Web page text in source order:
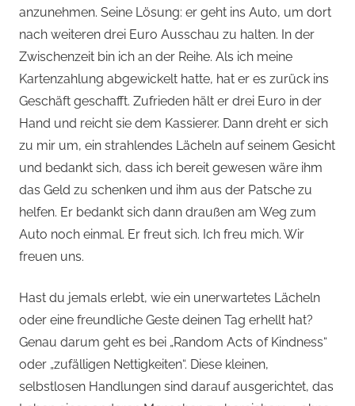
anzunehmen. Seine Lösung: er geht ins Auto, um dort
nach weiteren drei Euro Ausschau zu halten. In der
Zwischenzeit bin ich an der Reihe. Als ich meine
Kartenzahlung abgewickelt hatte, hat er es zurück ins
Geschäft geschafft. Zufrieden hält er drei Euro in der
Hand und reicht sie dem Kassierer. Dann dreht er sich
zu mir um, ein strahlendes Lächeln auf seinem Gesicht
und bedankt sich, dass ich bereit gewesen wäre ihm
das Geld zu schenken und ihm aus der Patsche zu
helfen. Er bedankt sich dann draußen am Weg zum
Auto noch einmal. Er freut sich. Ich freu mich. Wir
freuen uns.
Hast du jemals erlebt, wie ein unerwartetes Lächeln
oder eine freundliche Geste deinen Tag erhellt hat?
Genau darum geht es bei „Random Acts of Kindness“
oder „zufälligen Nettigkeiten“. Diese kleinen,
selbstlosen Handlungen sind darauf ausgerichtet, das